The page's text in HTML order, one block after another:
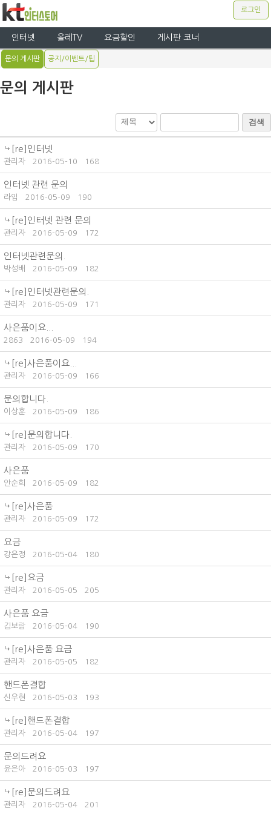
로그인
인터넷 올레TV 요금할인 게시판 코너
문의 게시판 공지/이벤트/팁
문의 게시판
검색
[re]인터넷
관리자 2016-05-10 168
인터넷 관련 문의
라임 2016-05-09 190
[re]인터넷 관련 문의
관리자 2016-05-09 172
인터넷관련문의.
박성배 2016-05-09 182
[re]인터넷관련문의.
관리자 2016-05-09 171
사은품이요...
2863 2016-05-09 194
[re]사은품이요...
관리자 2016-05-09 166
문의합니다.
이상훈 2016-05-09 186
[re]문의합니다.
관리자 2016-05-09 170
사은품
안순희 2016-05-09 182
[re]사은품
관리자 2016-05-09 172
요금
강은정 2016-05-04 180
[re]요금
관리자 2016-05-05 205
사은품 요금
김보람 2016-05-04 190
[re]사은품 요금
관리자 2016-05-05 182
핸드폰결합
신우현 2016-05-03 193
[re]핸드폰결합
관리자 2016-05-04 197
문의드려요
윤은아 2016-05-03 197
[re]문의드려요
관리자 2016-05-04 201